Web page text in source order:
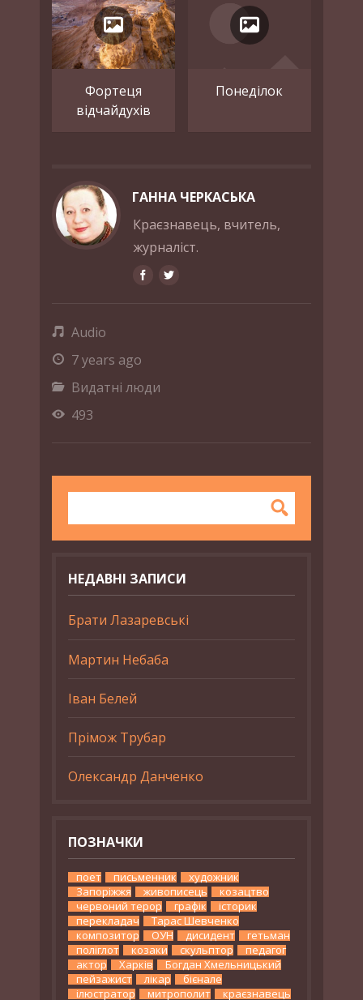
Фортеця
відчайдухів
Понеділок
ГАННА ЧЕРКАСЬКА
Краєзнавець, вчитель,
журналіст.
Audio
7 years ago
Видатні люди
493
НЕДАВНІ ЗАПИСИ
Брати Лазаревські
Мартин Небаба
Іван Белей
Прімож Трубар
Олександр Данченко
ПОЗНАЧКИ
поет письменник
художник
Запоріжжя
живописець
козацтво
червоний терор
графік
історик
перекладач
Тарас Шевченко
композитор
ОУН дисидент
гетьман
поліглот
козаки скульптор
педагог
актор
Харків
Богдан Хмельницький
пейзажист
лікар
бієнале
ілюстратор
митрополит
краєзнавець